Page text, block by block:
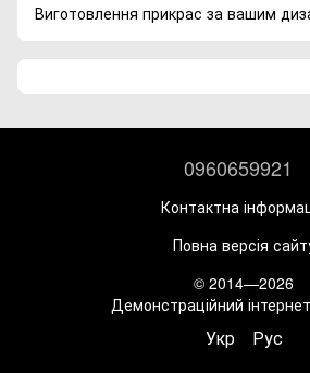
Виготовлення прикрас за вашим
0960659921
Контактна
Повна версія
© 2014—2026
Демонстраційний
Укр Рус